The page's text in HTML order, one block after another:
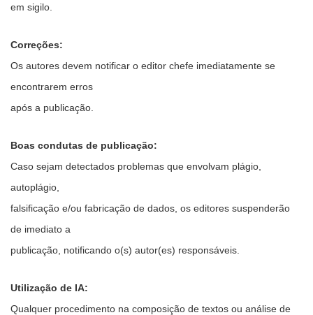
em sigilo.
Correções:
Os autores devem notificar o editor chefe imediatamente se
encontrarem erros
após a publicação.
Boas condutas de publicação:
Caso sejam detectados problemas que envolvam plágio,
autoplágio,
falsificação e/ou fabricação de dados, os editores suspenderão
de imediato a
publicação, notificando o(s) autor(es) responsáveis.
Utilização de IA:
Qualquer procedimento na composição de textos ou análise de